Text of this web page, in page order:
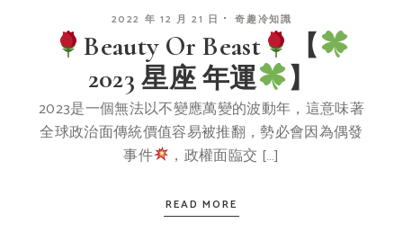
2022 年 12 月 21 日 奇趣冷知識
Beauty Or Beast
【
2023 星座 年運
】
2023是一個無法以不變應萬變的波動年，這意味著
全球政治面傳統價值容易被推翻，勢必會因為偶發
事件
，政權面臨交 […]
READ MORE